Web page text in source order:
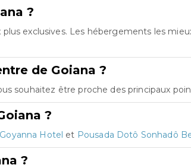
?
exclusives. Les hébergements les
de Goiana ?
souhaitez être proche des principaux
?
Goyanna Hotel et Pousada Dotô Sonhadô
?